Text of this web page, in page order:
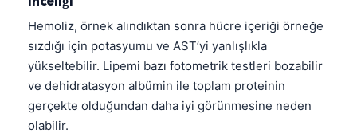
Hemoliz, örnek alındıktan sonra hücre içeriği örneğe
sızdığı için potasyumu ve AST’yi yanlışlıkla
yükseltebilir. Lipemi bazı fotometrik testleri bozabilir
ve dehidratasyon albümin ile toplam proteinin
gerçekte olduğundan daha iyi görünmesine neden
olabilir.